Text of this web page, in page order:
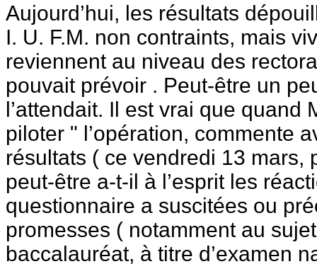
Aujourd’hui, les résultats
I. U. F.M. non contraints, mais
reviennent au niveau des
pouvait prévoir . Peut-être un
l’attendait. Il est vrai que quand
piloter " l’opération, commente
résultats ( ce vendredi 13 mars,
peut-être a-t-il à l’esprit les
questionnaire a suscitées ou
promesses ( notamment au
baccalauréat, à titre d’examen